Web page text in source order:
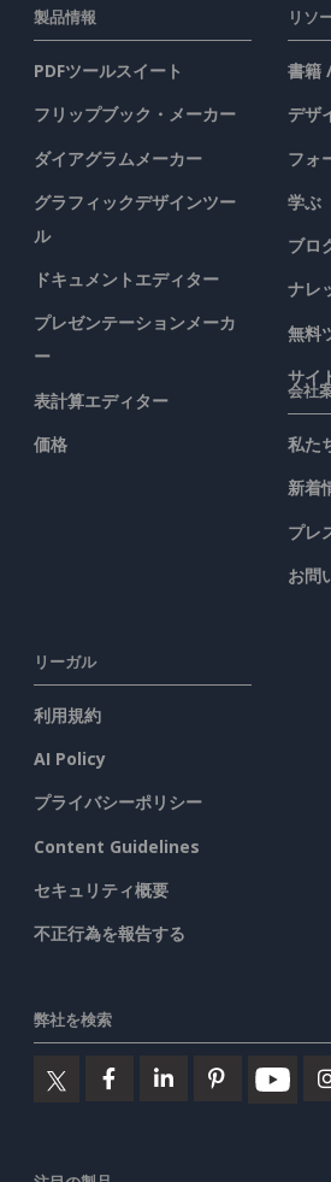
製品情報
PDFツールスイート
フリップブック・メーカー
ダイアグラムメーカー
グラフィックデザインツー
ル
ドキュメントエディター
プレゼンテーションメーカ
ー
表計算エディター
価格
リソ
書籍
デザ
フォ
学ぶ
ブロ
ナレ
無料
サイ
会社
私た
新着
プレ
お問
リーガル
利用規約
AI Policy
プライバシーポリシー
Content Guidelines
セキュリティ概要
不正行為を報告する
弊社を検索